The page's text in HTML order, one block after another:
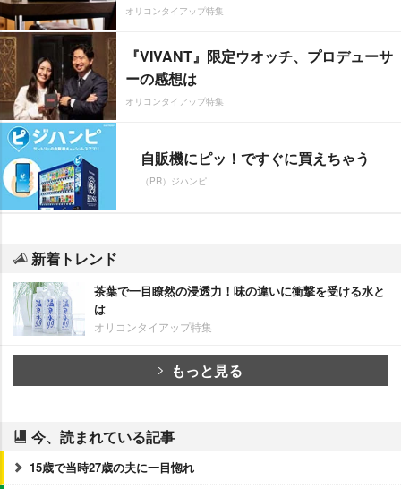
オリコンタイアップ特集
『VIVANT』限定ウオッチ、プロデューサ
ーの感想は
オリコンタイアップ特集
自販機にピッ！ですぐに買えちゃう
（PR）ジハンピ
新着トレンド
茶葉で一目瞭然の浸透力！味の違いに衝撃を受ける水と
は
オリコンタイアップ特集
もっと見る
今、読まれている記事
15歳で当時27歳の夫に一目惚れ